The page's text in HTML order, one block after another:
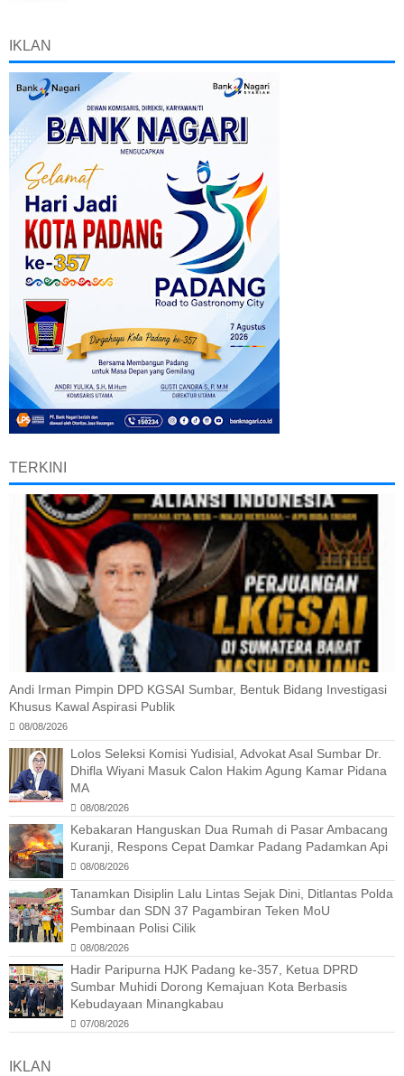
IKLAN
TERKINI
Andi Irman Pimpin DPD KGSAI Sumbar, Bentuk Bidang Investigasi
Khusus Kawal Aspirasi Publik
08/08/2026
Lolos Seleksi Komisi Yudisial, Advokat Asal Sumbar Dr.
Dhifla Wiyani Masuk Calon Hakim Agung Kamar Pidana
MA
08/08/2026
Kebakaran Hanguskan Dua Rumah di Pasar Ambacang
Kuranji, Respons Cepat Damkar Padang Padamkan Api
08/08/2026
Tanamkan Disiplin Lalu Lintas Sejak Dini, Ditlantas Polda
Sumbar dan SDN 37 Pagambiran Teken MoU
Pembinaan Polisi Cilik
08/08/2026
Hadir Paripurna HJK Padang ke-357, Ketua DPRD
Sumbar Muhidi Dorong Kemajuan Kota Berbasis
Kebudayaan Minangkabau
07/08/2026
IKLAN